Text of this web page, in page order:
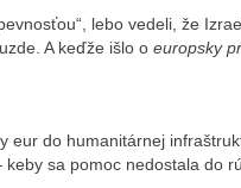
lebo vedeli, že
A keďže išlo o europsky
eur do humanitárnej
sa pomoc nedostala do